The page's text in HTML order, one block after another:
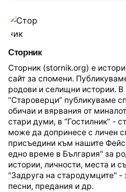
Сторник
Сторник (stornik.org) е
сайт за спомени.
родови и селищни истории. В
“Староверци” публикуваме
обичаи и вярвания от
стари думи, в “Гостилник” -
може да допринесе с личен
присъедини към нашите
едно време в България" за
истории, личности, места и
"Задруга на стародумците" -
песни, предания и др.